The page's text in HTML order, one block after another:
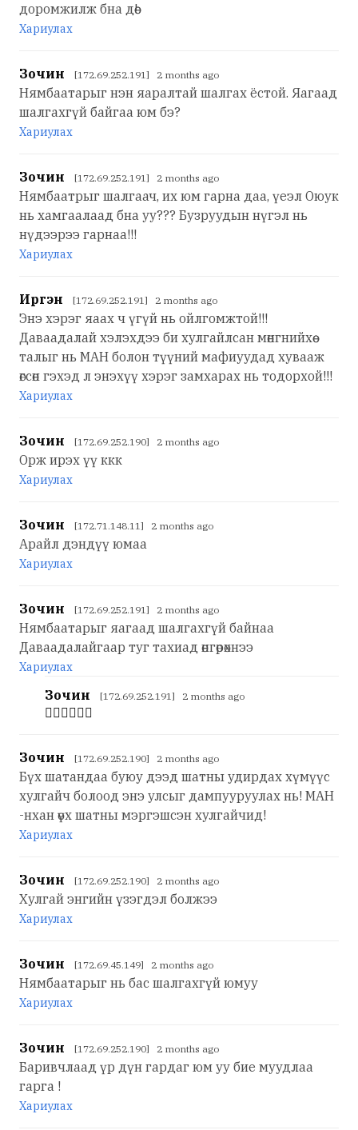
доромжилж бна дөө!
Хариулах
Зочин [172.69.252.191] 2 months ago
Нямбаатарыг нэн яаралтай шалгах ёстой. Яагаад
шалгахгүй байгаа юм бэ?
Хариулах
Зочин [172.69.252.191] 2 months ago
Нямбаатрыг шалгаач, их юм гарна даа, үеэл Оюук
нь хамгаалаад бна уу??? Бузруудын нүгэл нь
нүдээрээ гарнаа!!!
Хариулах
Иргэн [172.69.252.191] 2 months ago
Энэ хэрэг яаах ч үгүй нь ойлгомжтой!!!
Даваадалай хэлэхдээ би хулгайлсан мөнгнийхөө
талыг нь МАН болон түүний мафиуудад хувааж
өгсөн гэхэд л энэхүү хэрэг замхарах нь тодорхой!!!
Хариулах
Зочин [172.69.252.190] 2 months ago
Орж ирэх үү ккк
Хариулах
Зочин [172.71.148.11] 2 months ago
Арайл дэндүү юмаа
Хариулах
Зочин [172.69.252.191] 2 months ago
Нямбаатарыг яагаад шалгахгүй байнаа
Даваадалайгаар туг тахиад өнгөрөхнээ
Хариулах
Зочин [172.69.252.191] 2 months ago
👍🏻👍🏻👍🏻
Зочин [172.69.252.190] 2 months ago
Бүх шатандаа буюу дээд шатны удирдах хүмүүс
хулгайч болоод энэ улсыг дампууруулах нь! МАН
-нхан өүх шатны мэргэшсэн хулгайчид!
Хариулах
Зочин [172.69.252.190] 2 months ago
Хулгай энгийн үзэгдэл болжээ
Хариулах
Зочин [172.69.45.149] 2 months ago
Нямбаатарыг нь бас шалгахгүй юмуу
Хариулах
Зочин [172.69.252.190] 2 months ago
Баривчлаад үр дүн гардаг юм уу бие муудлаа
гарга !
Хариулах